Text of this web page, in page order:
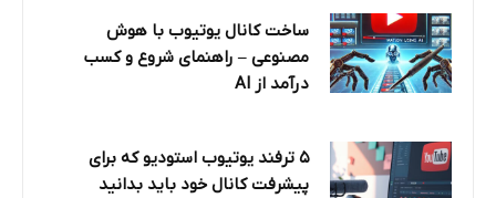
ساخت کانال یوتیوب با هوش
مصنوعی – راهنمای شروع و کسب
درآمد از AI
۵ ترفند یوتیوب استودیو که برای
پیشرفت کانال خود باید بدانید